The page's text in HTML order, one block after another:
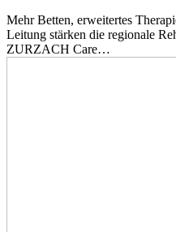
Mehr Betten, erweitertes
Leitung stärken die regionale
ZURZACH Care…